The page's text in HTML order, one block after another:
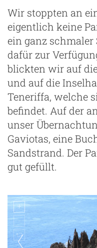
Wir stoppten an
eigentlich keine
ein ganz
dafür zur
blickten wir auf
und auf die
Teneriffa, welche
befindet. Auf der
unser
Gaviotas, eine
Sandstrand. Der
gut gefüllt.